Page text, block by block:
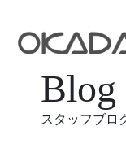
Blog
スタッフブロ